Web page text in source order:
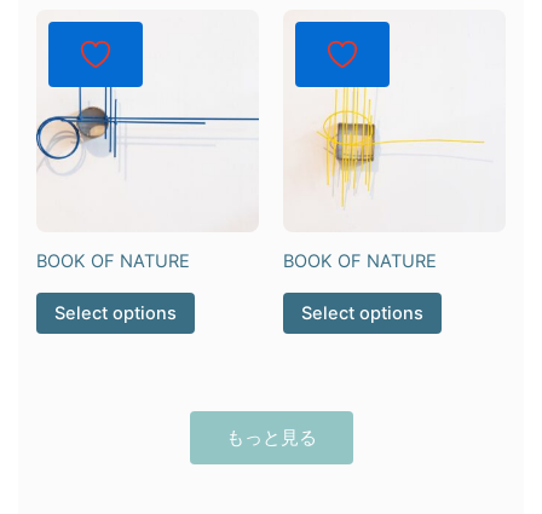
BOOK OF NATURE
Select options
BOOK OF NATURE
Select options
もっと見る